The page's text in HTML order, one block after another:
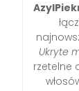
Ukryte
rzetelne